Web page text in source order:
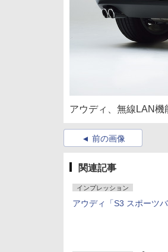
アウディ、無線LAN
前の画像
関連記事
インプレッション
アウディ「S3 スポーツ